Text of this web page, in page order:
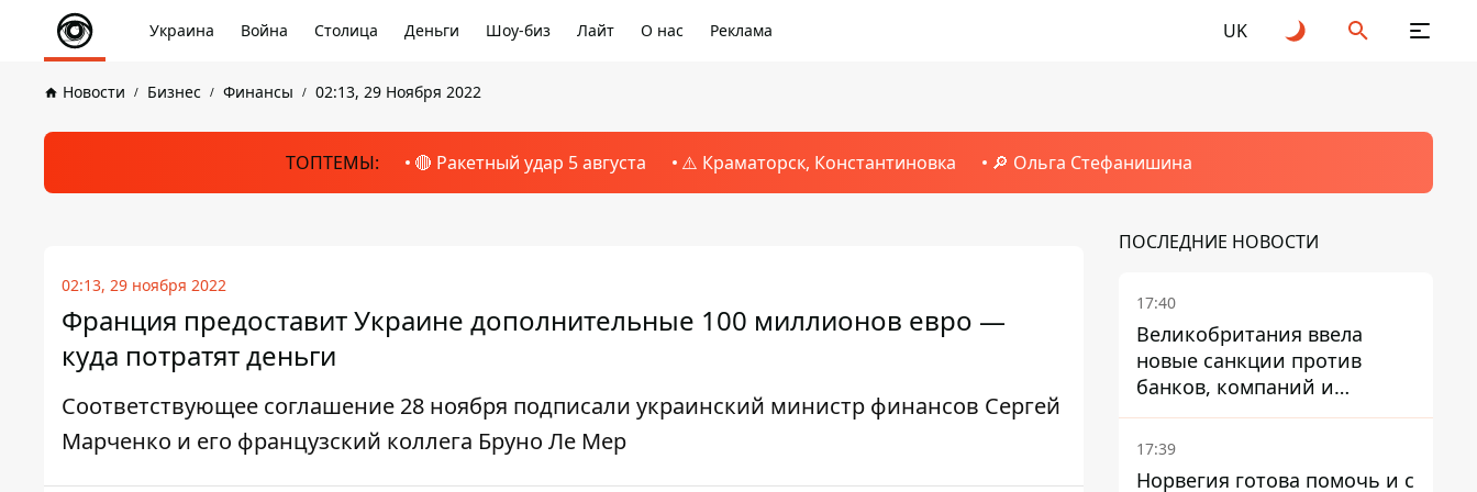
Украина Война Столица Деньги Шоу-биз Лайт О нас Реклама UK
Новости Бизнес Финансы 02:13, 29 Ноября 2022
ТОПТЕМЫ: 🔴 Ракетный удар 5 августа ⚠️ Краматорск, Константиновка 🔎 Ольга Стефанишина
02:13, 29 ноября 2022
Франция предоставит Украине дополнительные 100 миллионов евро —
куда потратят деньги
Соответствующее соглашение 28 ноября подписали украинский министр финансов Сергей
Марченко и его французский коллега Бруно Ле Мер
ПОСЛЕДНИЕ НОВОСТИ
17:40
Великобритания ввела
новые санкции против
банков, компаний и
танкеров РФ
17:39
Норвегия готова помочь и с